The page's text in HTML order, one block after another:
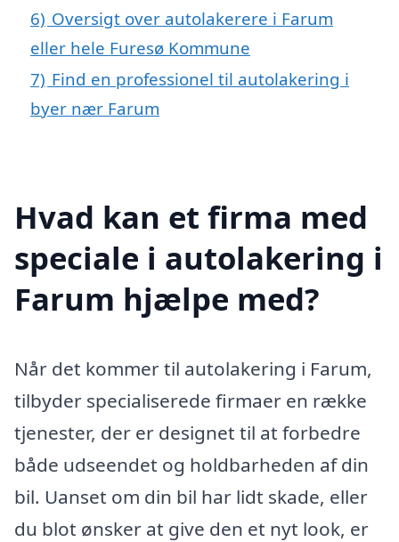
6) Oversigt over autolakerere i Farum
eller hele Furesø Kommune
7) Find en professionel til autolakering i
byer nær Farum
Hvad kan et firma med
speciale i autolakering i
Farum hjælpe med?
Når det kommer til autolakering i Farum,
tilbyder specialiserede firmaer en række
tjenester, der er designet til at forbedre
både udseendet og holdbarheden af din
bil. Uanset om din bil har lidt skade, eller
du blot ønsker at give den et nyt look, er